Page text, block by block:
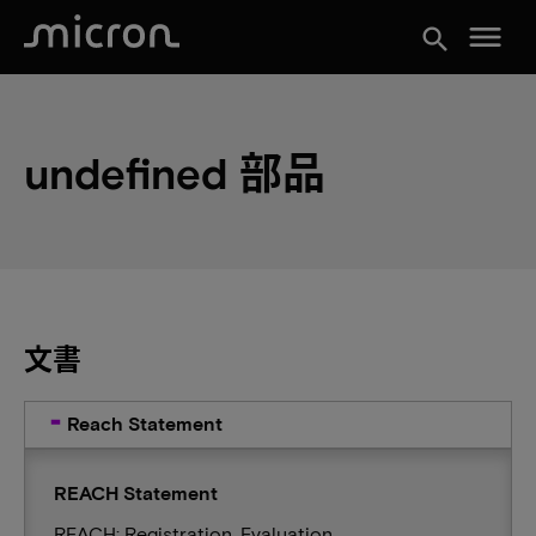
search menu
undefined 部品
文書
Reach Statement
REACH Statement